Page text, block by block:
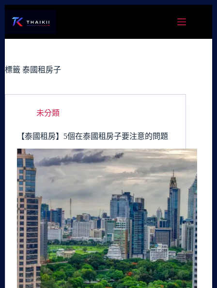
容
標籤 泰國租房子
未分類
【泰國租房】5個在泰國租房子要注意的問題